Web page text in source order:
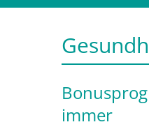
immer